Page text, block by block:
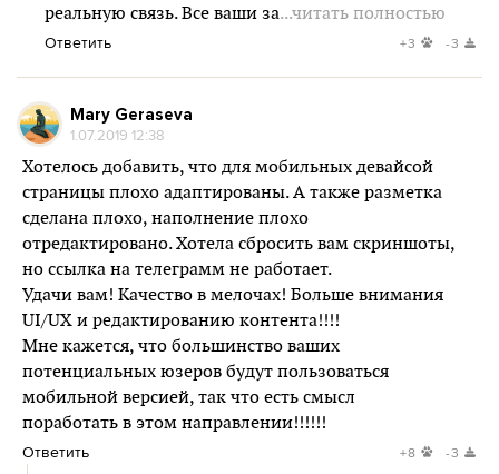
реальную связь. Все ваши за...читать полностью
Ответить +3 -3
Mary Geraseva
1.07.2019 12:38
Хотелось добавить, что для мобильных девайсой
страницы плохо адаптированы. А также разметка
сделана плохо, наполнение плохо
отредактировано. Хотела сбросить вам скриншоты,
но ссылка на телеграмм не работает.
Удачи вам! Качество в мелочах! Больше внимания
UI/UX и редактированию контента!!!!
Мне кажется, что большинство ваших
потенциальных юзеров будут пользоваться
мобильной версией, так что есть смысл
поработать в этом направлении!!!!!!
Ответить +8 -3